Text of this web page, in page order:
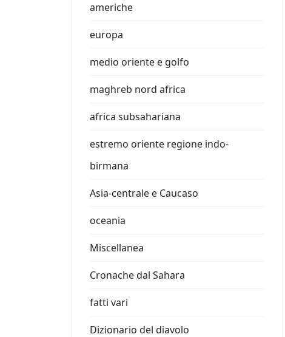
americhe
europa
medio oriente e golfo
maghreb nord africa
africa subsahariana
estremo oriente regione indo-
birmana
Asia-centrale e Caucaso
oceania
Miscellanea
Cronache dal Sahara
fatti vari
Dizionario del diavolo